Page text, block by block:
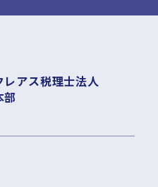
ループの強み
レアス税理士法人
部